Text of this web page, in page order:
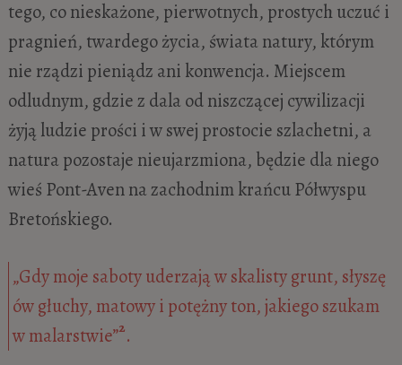
tego, co nieskażone, pierwotnych, prostych uczuć i
pragnień, twardego życia, świata natury, którym
nie rządzi pieniądz ani konwencja. Miejscem
odludnym, gdzie z dala od niszczącej cywilizacji
żyją ludzie prości i w swej prostocie szlachetni, a
natura pozostaje nieujarzmiona, będzie dla niego
wieś Pont-Aven na zachodnim krańcu Półwyspu
Bretońskiego.
„Gdy moje saboty uderzają w skalisty grunt, słyszę
ów głuchy, matowy i potężny ton, jakiego szukam
w malarstwie”2.